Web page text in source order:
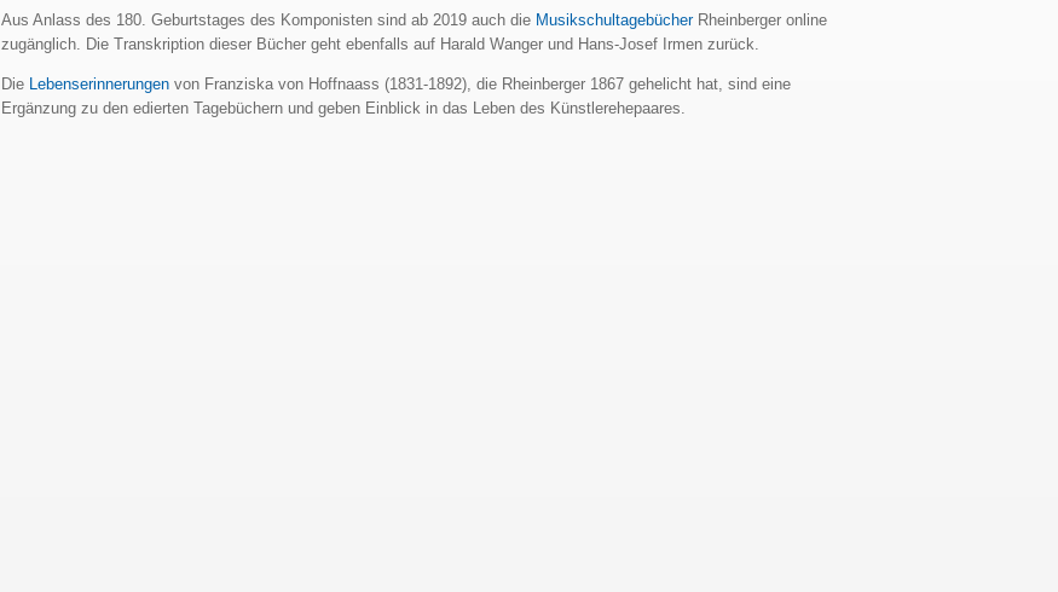
Aus Anlass des 180. Geburtstages des Komponisten sind ab 2019 auch die Musikschultagebücher Rheinberger online
zugänglich. Die Transkription dieser Bücher geht ebenfalls auf Harald Wanger und Hans-Josef Irmen zurück.
Die Lebenserinnerungen von Franziska von Hoffnaass (1831-1892), die Rheinberger 1867 gehelicht hat, sind eine
Ergänzung zu den edierten Tagebüchern und geben Einblick in das Leben des Künstlerehepaares.